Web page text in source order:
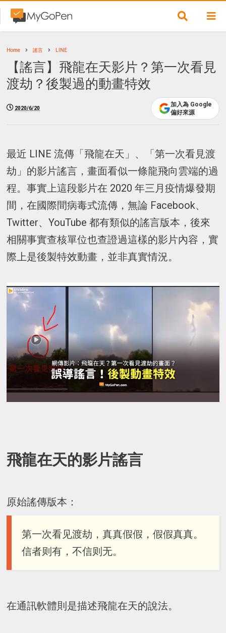
Home 謠言 LINE
【謠言】飛龍在天影片？第一次看見
渡劫？後製過的動畫特效
2020/6/20
加入為 Google
偏好來源
最近 LINE 流傳「飛龍在天」、「第一次看見渡
劫」的影片謠言，畫面看似一條龍飛向雲端的過
程。事實上這段影片在 2020 年三月疫情爆發期
間，在國際間病毒式流傳，無論 Facebook、
Twitter、YouTube 都有類似的謠言版本，後來
相關事實查核單位也查證過這樣的影片內容，實
際上是後製特效動畫，並非真實情況。
飛龍在天的影片謠言
原始謠傳版本：
第一次看见渡劫，真真假假，假假真真。
信者则有，不信则无。
在通訊軟體則是描述飛龍在天的說法。